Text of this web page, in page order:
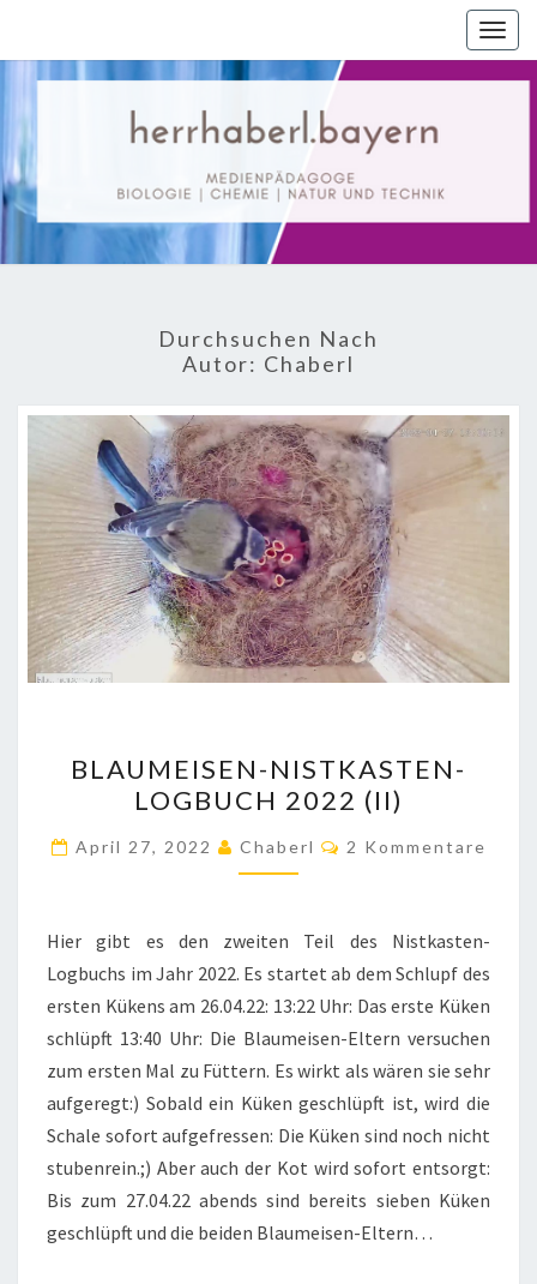
content
Digitales
Lernmaterial
Durchsuchen Nach
Autor: Chaberl
NISTKASTEN-
LOGBUCH
2022
(II)
BLAUMEISEN-NISTKASTEN-
LOGBUCH 2022 (II)
April 27, 2022 Chaberl Kommentare
2 Kommentare
Hier gibt es den zweiten Teil des Nistkasten-
Logbuchs im Jahr 2022. Es startet ab dem Schlupf des
ersten Kükens am 26.04.22: 13:22 Uhr: Das erste Küken
schlüpft 13:40 Uhr: Die Blaumeisen-Eltern versuchen
zum ersten Mal zu Füttern. Es wirkt als wären sie sehr
aufgeregt:) Sobald ein Küken geschlüpft ist, wird die
Schale sofort aufgefressen: Die Küken sind noch nicht
stubenrein.;) Aber auch der Kot wird sofort entsorgt:
Bis zum 27.04.22 abends sind bereits sieben Küken
geschlüpft und die beiden Blaumeisen-Eltern…